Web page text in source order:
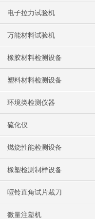
电子拉力试验机
万能材料试验机
橡胶材料检测设备
塑料材料检测设备
环境类检测仪器
硫化仪
燃烧性能检测设备
橡塑检测制样设备
哑铃直角试片裁刀
微量注塑机